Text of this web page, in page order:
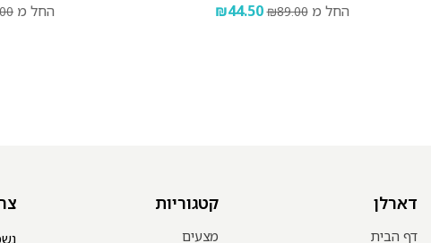
החל מ ₪89.00
₪44.50 החל מ
דארלן
דף הבית
קטגוריות
מצעים